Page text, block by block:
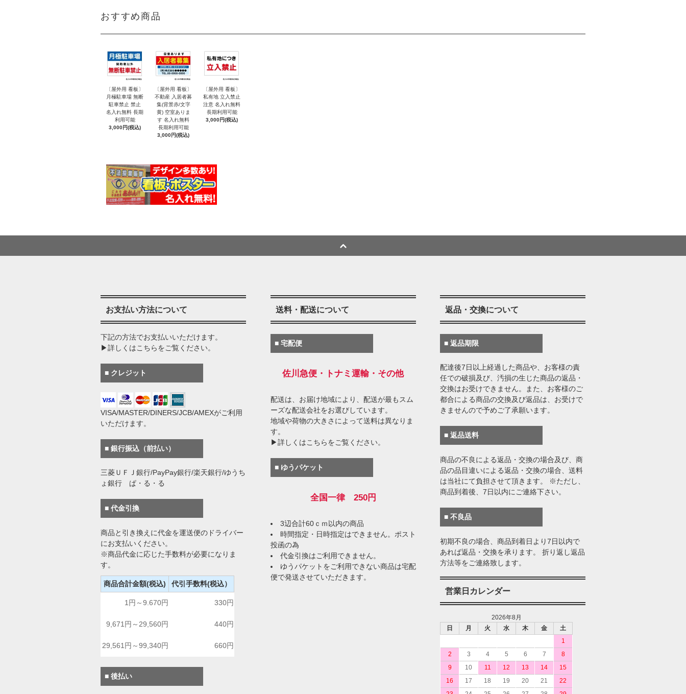
おすすめ商品
〔屋外用 看板〕
月極駐車場 無断
駐車禁止 禁止
名入れ無料 長期
利用可能
3,000円(税込)
〔屋外用 看板〕
不動産 入居者募
集(背景赤/文字
黄) 空室ありま
す 名入れ無料
長期利用可能
3,000円(税込)
〔屋外用 看板〕
私有地 立入禁止
注意 名入れ無料
長期利用可能
3,000円(税込)
お支払い方法について
下記の方法でお支払いいただけます。
▶詳しくはこちらをご覧ください。
■ クレジット
VISA/MASTER/DINERS/JCB/AMEXがご利用
いただけます。
■ 銀行振込（前払い）
三菱ＵＦＪ銀行/PayPay銀行/楽天銀行/ゆうち
ょ銀行 ぱ・る・る
■ 代金引換
商品と引き換えに代金を運送便のドライバー
にお支払いください。
※商品代金に応じた手数料が必要になりま
す。
商品合計金額(税込) 代引手数料(税込）
1円～9.670円 330円
9,671円～29,560円 440円
29,561円～99,340円 660円
■ 後払い
送料・配送について
■ 宅配便
佐川急便・トナミ運輸・その他
配送は、お届け地域により、配送が最もスム
ーズな配送会社をお選びしています。
地域や荷物の大きさによって送料は異なりま
す。
▶詳しくはこちらをご覧ください。
■ ゆうパケット
全国一律 250円
3辺合計60ｃｍ以内の商品
時間指定・日時指定はできません。ポスト
投函の為
代金引換はご利用できません。
ゆうパケットをご利用できない商品は宅配
便で発送させていただきます。
返品・交換について
■ 返品期限
配達後7日以上経過した商品や、お客様の責
任での破損及び、汚損の生じた商品の返品・
交換はお受けできません。また、お客様のご
都合による商品の交換及び返品は、お受けで
きませんので予めご了承願います。
■ 返品送料
商品の不良による返品・交換の場合及び、商
品の品目違いによる返品・交換の場合、送料
は当社にて負担させて頂きます。 ※ただし、
商品到着後、7日以内にご連絡下さい。
■ 不良品
初期不良の場合、商品到着日より7日以内で
あれば返品・交換を承ります。 折り返し返品
方法等をご連絡致します。
営業日カレンダー
2026年8月
日
月 火 水 木 金
土
1
2
3 4 5 6 7
8
9
10 11 12 13 14
15
16
17 18 19 20 21
22